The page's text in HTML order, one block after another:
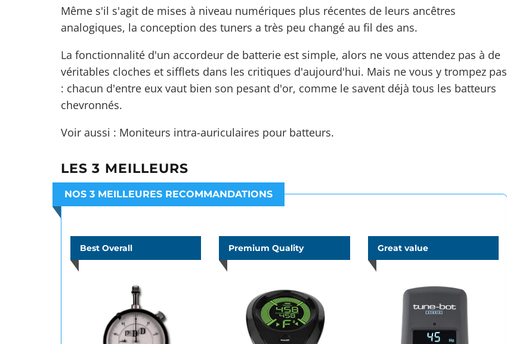
Même s'il s'agit de mises à niveau numériques plus récentes de leurs ancêtres
analogiques, la conception des tuners a très peu changé au fil des ans.
La fonctionnalité d'un accordeur de batterie est simple, alors ne vous attendez pas à de
véritables cloches et sifflets dans les critiques d'aujourd'hui. Mais ne vous y trompez pas
: chacun d'entre eux vaut bien son pesant d'or, comme le savent déjà tous les batteurs
chevronnés.
Voir aussi : Moniteurs intra-auriculaires pour batteurs.
LES 3 MEILLEURS
NOS 3 MEILLEURES RECOMMANDATIONS
Best Overall Premium Quality Great value